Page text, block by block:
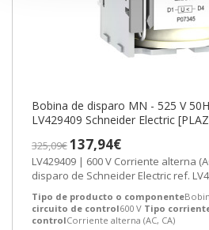
Bobina de disparo MN - 525 V
LV429409 Schneider Electric
325,09€137,94€
LV429409 | 600 V Corriente alterna (AC, CA) Bobina de
disparo de Schneider Electric ref.
Tipo de producto o componente
circuito de control600 V Tipo
controlCorriente alterna (AC, CA)